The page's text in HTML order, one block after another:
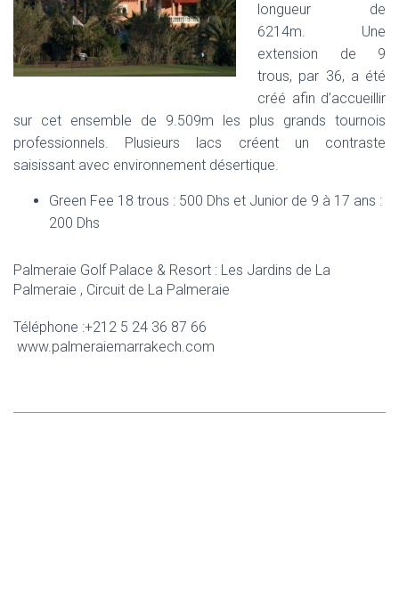
longueur de
6214m. Une
extension de 9
trous, par 36, a été
créé afin d’accueillir
sur cet ensemble de 9.509m les plus grands tournois
professionnels. Plusieurs lacs créent un contraste
saisissant avec environnement désertique.
Green Fee 18 trous : 500 Dhs et Junior de 9 à 17 ans :
200 Dhs
Palmeraie Golf Palace & Resort : Les Jardins de La
Palmeraie , Circuit de La Palmeraie
Téléphone :+212 5 24 36 87 66
www.palmeraiemarrakech.com